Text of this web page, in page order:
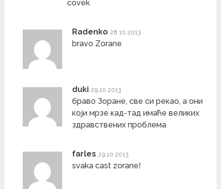
covek
Radenko 28.10.2013
bravo Zorane
duki 29.10.2013
браво Зоране, све си рекао, а они
који мрзе кад-тад имаће великих
здравствених проблема
farles 29.10.2013
svaka cast zorane!